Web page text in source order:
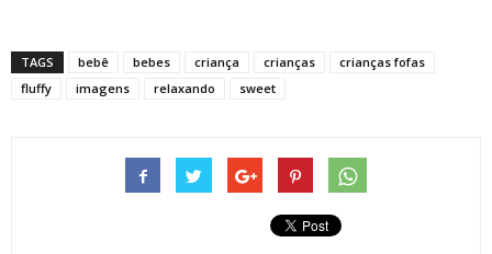
TAGS bebê bebes criança crianças
crianças fofas
fluffy
imagens relaxando sweet